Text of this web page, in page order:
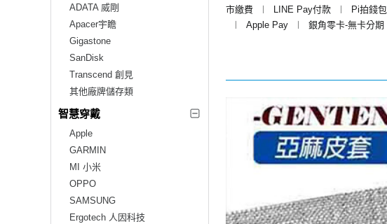
ADATA 威剛
Apacer宇瞻
Gigastone
SanDisk
Transcend 創見
其他廠牌儲存類
智慧穿戴
Apple
GARMIN
MI 小米
OPPO
SAMSUNG
Ergotech 人因科技
市繳費
︱ LINE Pay付款 ︱ Pi拍錢包
︱
Apple Pay ︱ 銀角零卡-無卡分期